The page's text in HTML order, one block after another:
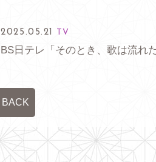
2025.05.21 TV
BS日テレ「そのとき、歌は流れ
BACK